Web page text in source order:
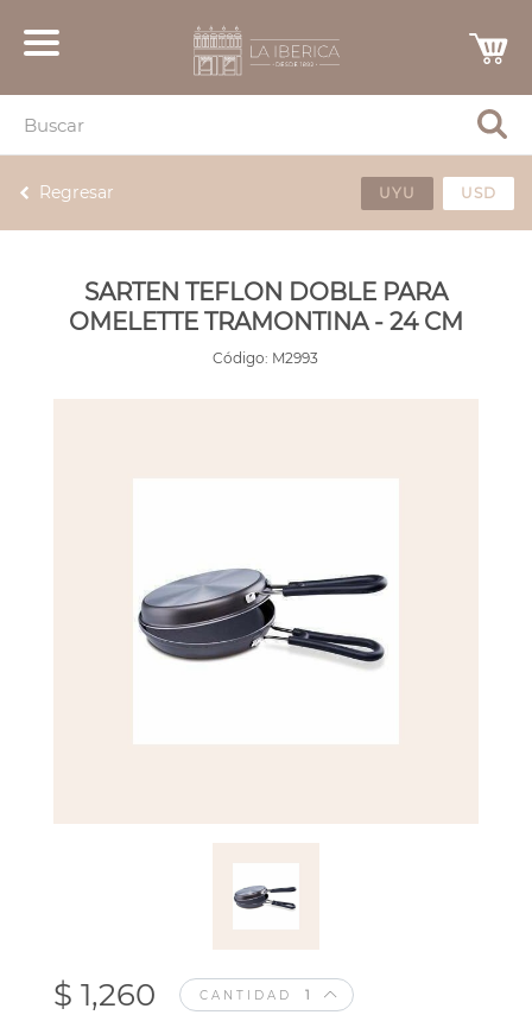
Regresar UYU USD
SARTEN TEFLON DOBLE PARA
OMELETTE TRAMONTINA - 24 CM
Código: M2993
$ 1,260 CANTIDAD